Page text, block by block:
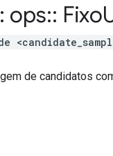
ops:: Fixo
de candidatos